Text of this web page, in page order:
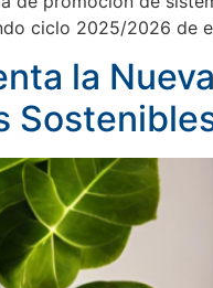
ciclo 2025/2026 de
la